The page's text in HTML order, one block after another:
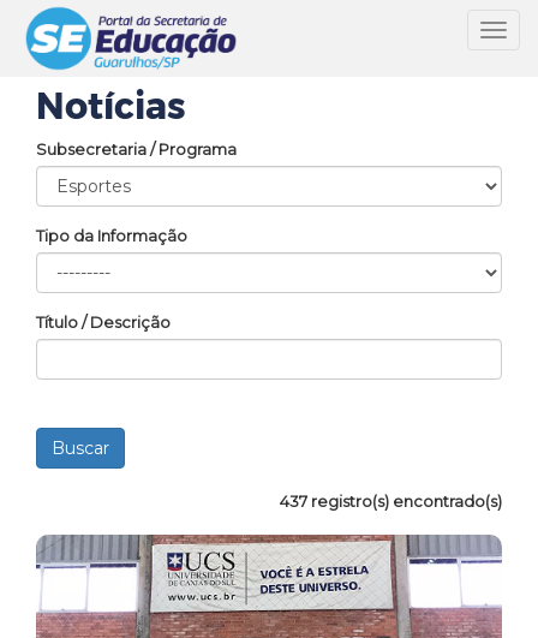
Notícias
Subsecretaria / Programa
Tipo da Informação
Título / Descrição
437 registro(s) encontrado(s)